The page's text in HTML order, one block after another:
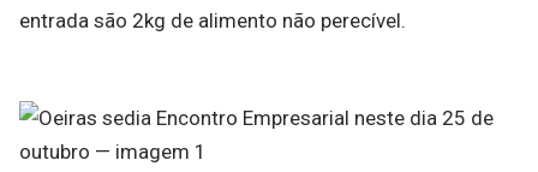
entrada são 2kg de alimento não perecível.